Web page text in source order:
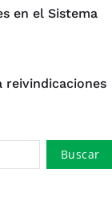
en el Sistema
reivindicaciones